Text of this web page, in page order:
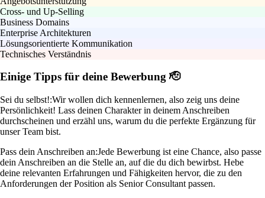
Cross- und Up-Selling
Business Domains
Enterprise Architekturen
Lösungsorientierte Kommunikation
Technisches Verständnis
Einige Tipps für deine Bewerbung 🫡
Sei du selbst!:Wir wollen dich kennenlernen, also zeig uns deine
Persönlichkeit! Lass deinen Charakter in deinem Anschreiben
durchscheinen und erzähl uns, warum du die perfekte Ergänzung für
unser Team bist.
Pass dein Anschreiben an:Jede Bewerbung ist eine Chance, also passe
dein Anschreiben an die Stelle an, auf die du dich bewirbst. Hebe
deine relevanten Erfahrungen und Fähigkeiten hervor, die zu den
Anforderungen der Position als Senior Consultant passen.